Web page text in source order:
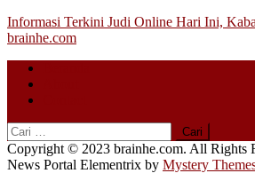
Skip
to
Informasi Terkini Judi Online Hari Ini,
brainhe.com
Cari
untuk:
Copyright © 2023 brainhe.com. All Rights
News Portal Elementrix by Mystery